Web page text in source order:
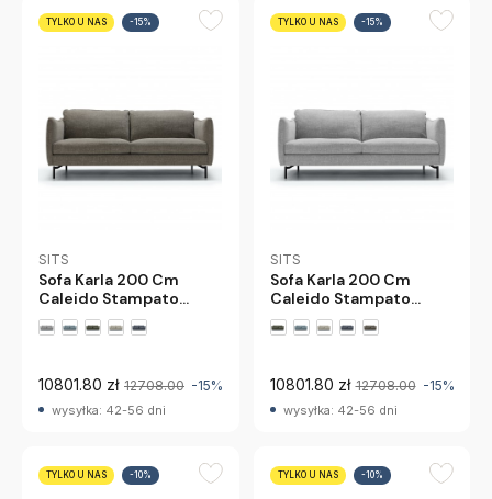
TYLKO U NAS -15%
SITS
Sofa Karla 200 Cm
Caleido Stampato
Szarobrązowa Sits
10801.80 zł 12708.00 -15%
wysyłka: 42-56 dni
TYLKO U NAS -15%
SITS
Sofa Karla 200 Cm
Caleido Stampato
Jasnoszara Sits
10801.80 zł 12708.00 -15%
wysyłka: 42-56 dni
TYLKO U NAS -10% TYLKO U NAS -10%